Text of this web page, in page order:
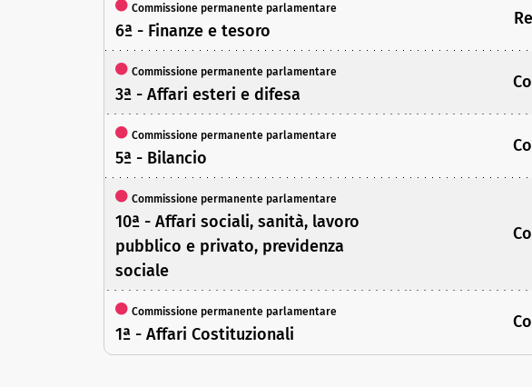
Commissione permanente parlamentare
6ª - Finanze e tesoro
Commissione permanente parlamentare
3ª - Affari esteri e difesa
Commissione permanente parlamentare
5ª - Bilancio
Commissione permanente parlamentare
10ª - Affari sociali, sanità, lavoro
pubblico e privato, previdenza
sociale
Commissione permanente parlamentare
1ª - Affari Costituzionali